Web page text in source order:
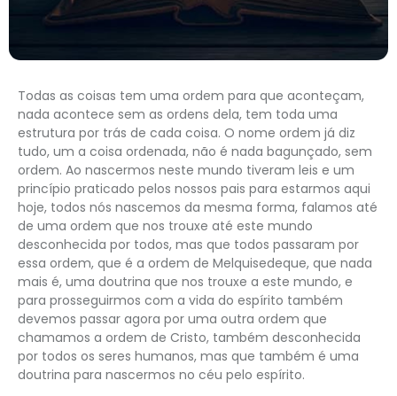
Todas as coisas tem uma ordem para que aconteçam,
nada acontece sem as ordens dela, tem toda uma
estrutura por trás de cada coisa. O nome ordem já diz
tudo, um a coisa ordenada, não é nada bagunçado, sem
ordem. Ao nascermos neste mundo tiveram leis e um
princípio praticado pelos nossos pais para estarmos aqui
hoje, todos nós nascemos da mesma forma, falamos até
de uma ordem que nos trouxe até este mundo
desconhecida por todos, mas que todos passaram por
essa ordem, que é a ordem de Melquisedeque, que nada
mais é, uma doutrina que nos trouxe a este mundo, e
para prosseguirmos com a vida do espírito também
devemos passar agora por uma outra ordem que
chamamos a ordem de Cristo, também desconhecida
por todos os seres humanos, mas que também é uma
doutrina para nascermos no céu pelo espírito.